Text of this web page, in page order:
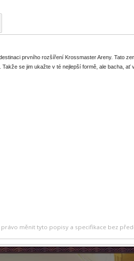
prvního rozšíření Krossmaster Areny. Tato
se jim ukažte v té nejlepší formě, ale bacha, ať
právo měnit tyto popisy a specifikace bez